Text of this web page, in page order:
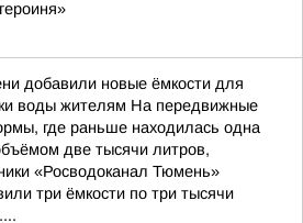
добавили новые ёмкости для
воды жителям На передвижные
где раньше находилась одна
две тысячи литров,
«Росводоканал Тюмень»
три ёмкости по три тысячи